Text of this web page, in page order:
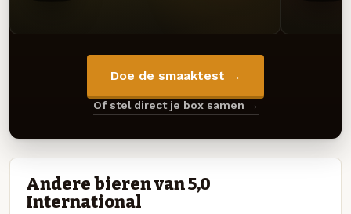
Doe de smaaktest →
Of stel direct je box samen →
Andere bieren van 5,0
International